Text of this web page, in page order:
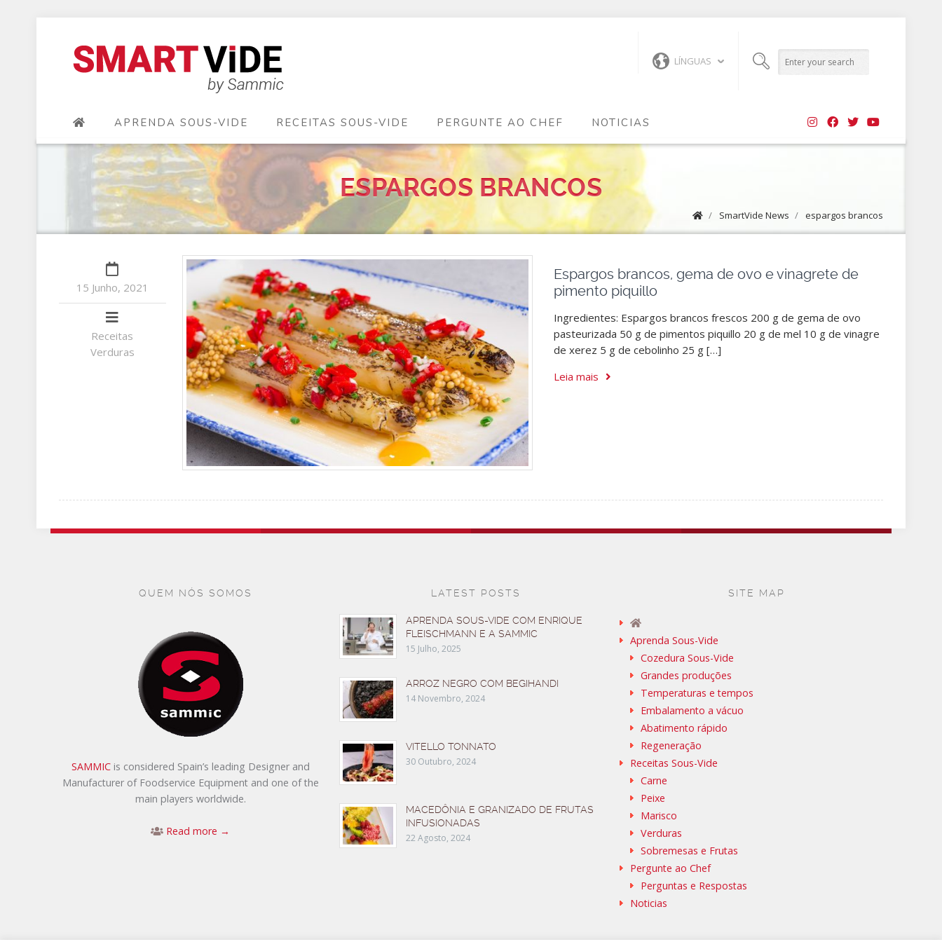
LÍNGUAS
APRENDA SOUS-VIDE RECEITAS SOUS-VIDE PERGUNTE AO CHEF NOTICIAS
ESPARGOS BRANCOS
/ SmartVide News / espargos brancos
Espargos brancos, gema de ovo e vinagrete de
pimento piquillo
Ingredientes: Espargos brancos frescos 200 g de gema de ovo
pasteurizada 50 g de pimentos piquillo 20 g de mel 10 g de vinagre
de xerez 5 g de cebolinho 25 g […]
Leia mais
15 Junho, 2021
Receitas
Verduras
QUEM NÓS SOMOS
SAMMICis considered Spain’s leading Designer and
Manufacturer of Foodservice Equipment and one of the
main players worldwide.
Read more →
LATEST POSTS
APRENDA SOUS-VIDE COM ENRIQUE
FLEISCHMANN E A SAMMIC
15 Julho, 2025
ARROZ NEGRO COM BEGIHANDI
14 Novembro, 2024
VITELLO TONNATO
30 Outubro, 2024
MACEDÔNIA E GRANIZADO DE FRUTAS
INFUSIONADAS
22 Agosto, 2024
SITE MAP
Aprenda Sous-Vide
Cozedura Sous-Vide
Grandes produções
Temperaturas e tempos
Embalamento a vácuo
Abatimento rápido
Regeneração
Receitas Sous-Vide
Carne
Peixe
Marisco
Verduras
Sobremesas e Frutas
Pergunte ao Chef
Perguntas e Respostas
Noticias